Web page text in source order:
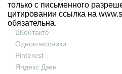
только с письменного
цитировании ссылка на
обязательна.
ВКонтакте
Одноклассники
Pinterest
Яндекс Дзен